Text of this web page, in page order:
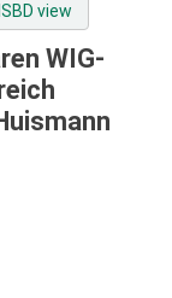
view
WIG-